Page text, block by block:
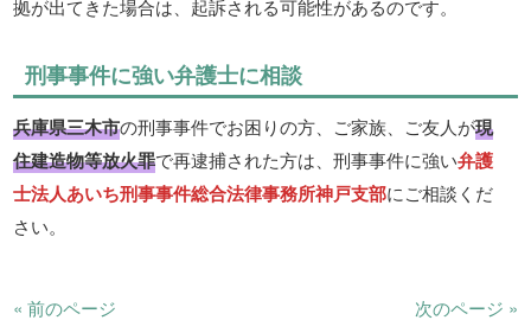
拠が出てきた場合は、起訴される可能性があるのです。
刑事事件に強い弁護士に相談
兵庫県三木市の刑事事件でお困りの方、ご家族、ご友人が現
住建造物等放火罪で再逮捕された方は、刑事事件に強い弁護
士法人あいち刑事事件総合法律事務所神戸支部にご相談くだ
さい。
« 前のページ 次のページ »